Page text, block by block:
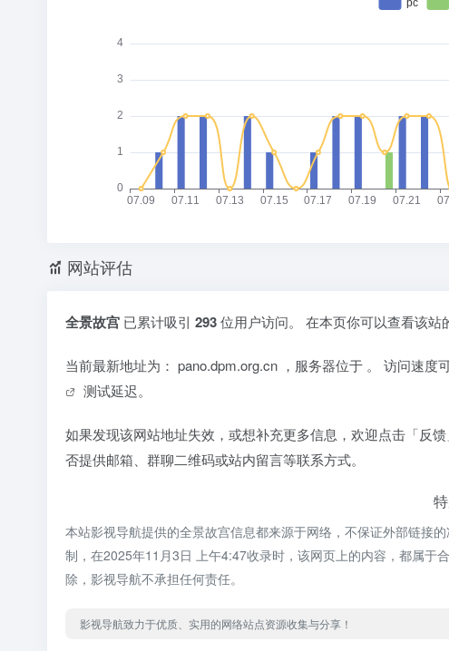
网站评估
全景故宫 已累计吸引 293位用户访问。 在本页你可以查看该站
当前最新地址为： pano.dpm.org.cn ，服务器位于 。 访问速度
测试延迟。
如果发现该网站地址失效，或想补充更多信息，欢迎点击「反
否提供邮箱、群聊二维码或站内留言等联系方式。
本站影视导航提供的全景故宫信息都来源于网络，不保证外部链接
制，在2025年11月3日 上午4:47收录时，该网页上的内容，都属于
除，影视导航不承担任何责任。
影视导航致力于优质、实用的网络站点资源收集与分享！